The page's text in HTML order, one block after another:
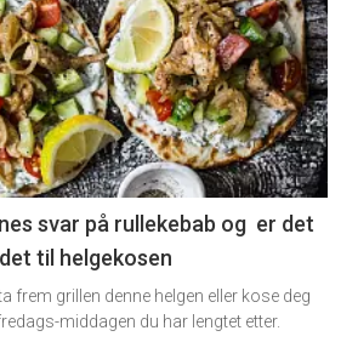
svar på rullekebab og er det
til helgekosen
frem grillen denne helgen eller kose deg
middagen du har lengtet etter.